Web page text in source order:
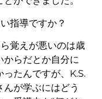
指導ですか？
覚えが悪いのは歳
からだとか自分に
たんですが、K.S.
んが学ぶにはどう